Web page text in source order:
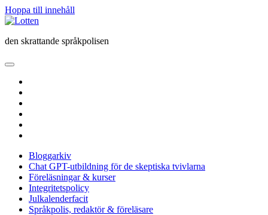
Hoppa till innehåll
Lotten
den skrattande språkpolisen
öppna
meny
Bloggarkiv
Chat GPT-utbildning för de skeptiska tvivlarna
Föreläsningar & kurser
Integritetspolicy
Julkalenderfacit
Språkpolis, redaktör & föreläsare